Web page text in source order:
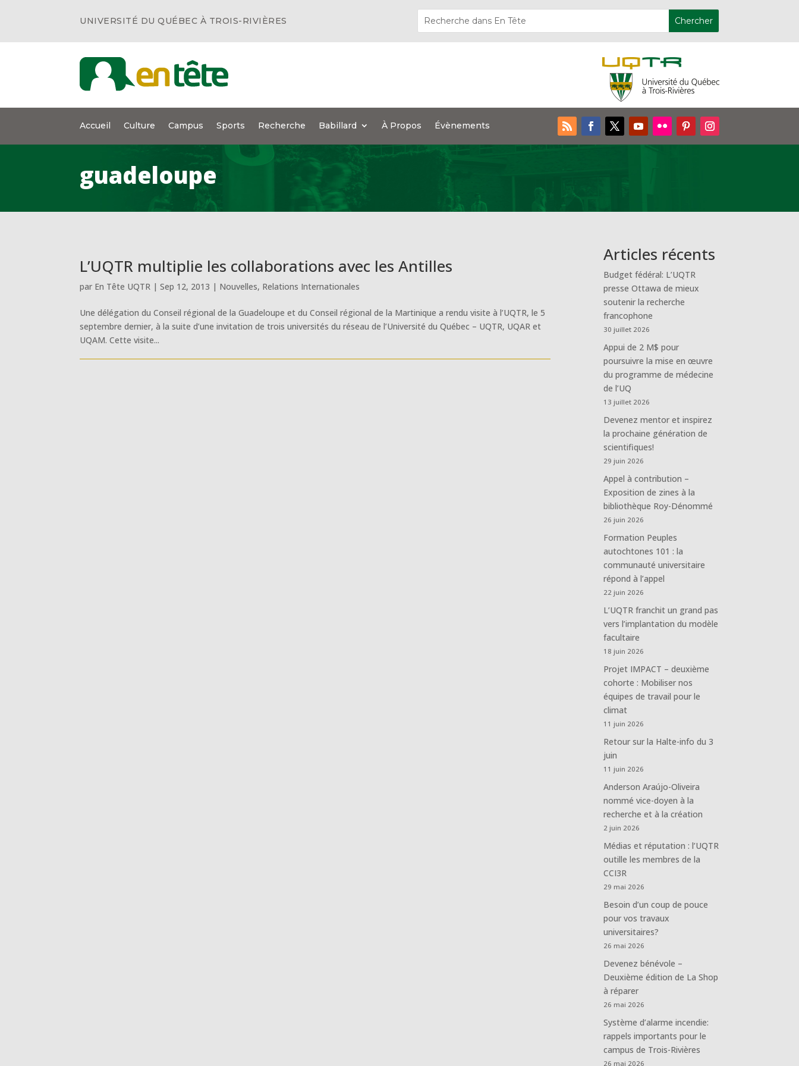
UNIVERSITÉ DU QUÉBEC À TROIS-RIVIÈRES
Accueil Culture Campus Sports Recherche Babillard À Propos Évènements
guadeloupe
L’UQTR multiplie les collaborations avec les Antilles
par En Tête UQTR |Sep 12, 2013 | Nouvelles, Relations Internationales
Une délégation du Conseil régional de la Guadeloupe et du Conseil régional de la Martinique a rendu visite à l’UQTR, le 5
septembre dernier, à la suite d’une invitation de trois universités du réseau de l’Université du Québec – UQTR, UQAR et
UQAM. Cette visite...
Articles récents
Budget fédéral: L’UQTR
presse Ottawa de mieux
soutenir la recherche
francophone
30 juillet 2026
Appui de 2 M$ pour
poursuivre la mise en œuvre
du programme de médecine
de l’UQ
13 juillet 2026
Devenez mentor et inspirez
la prochaine génération de
scientifiques!
29 juin 2026
Appel à contribution –
Exposition de zines à la
bibliothèque Roy-Dénommé
26 juin 2026
Formation Peuples
autochtones 101 : la
communauté universitaire
répond à l’appel
22 juin 2026
L’UQTR franchit un grand pas
vers l’implantation du modèle
facultaire
18 juin 2026
Projet IMPACT – deuxième
cohorte : Mobiliser nos
équipes de travail pour le
climat
11 juin 2026
Retour sur la Halte-info du 3
juin
11 juin 2026
Anderson Araújo-Oliveira
nommé vice-doyen à la
recherche et à la création
2 juin 2026
Médias et réputation : l’UQTR
outille les membres de la
CCI3R
29 mai 2026
Besoin d’un coup de pouce
pour vos travaux
universitaires?
26 mai 2026
Devenez bénévole –
Deuxième édition de La Shop
à réparer
26 mai 2026
Système d’alarme incendie:
rappels importants pour le
campus de Trois-Rivières
26 mai 2026